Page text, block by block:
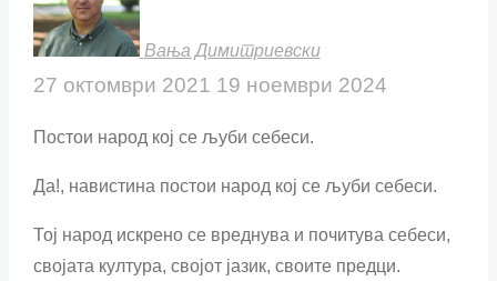
Вања Димитриевски
27 октомври 2021 19 ноември 2024
Постои народ кој се љуби себеси.
Да!, навистина постои народ кој се љуби себеси.
Тој народ искрено се вреднува и почитува себеси,
својата култура, својот јазик, своите предци.